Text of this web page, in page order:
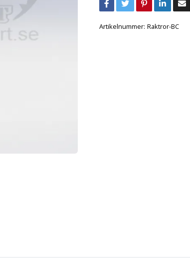
Artikelnummer: Raktror-BC